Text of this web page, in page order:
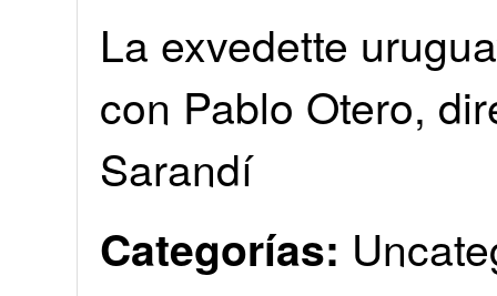
La exvedette
con Pablo Otero,
Sarandí
Categorías: